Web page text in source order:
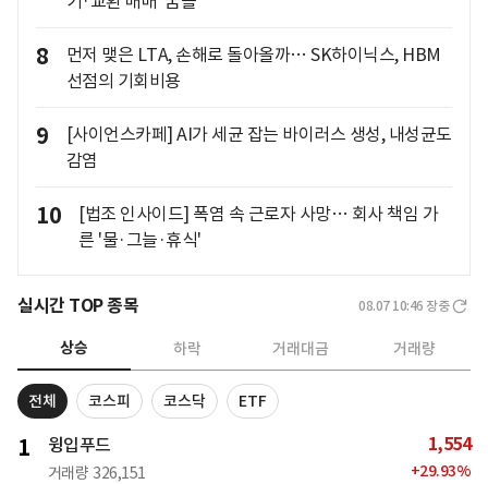
8
먼저 맺은 LTA, 손해로 돌아올까… SK하이닉스, HBM
선점의 기회비용
9
[사이언스카페] AI가 세균 잡는 바이러스 생성, 내성균도
감염
10
[법조 인사이드] 폭염 속 근로자 사망… 회사 책임 가
른 '물·그늘·휴식'
실시간 TOP 종목 08.07 10:46 장중
상승 하락 거래대금 거래량
전체 코스피 코스닥 ETF
1 윙입푸드
거래량 326,151
1,554
+29.93%